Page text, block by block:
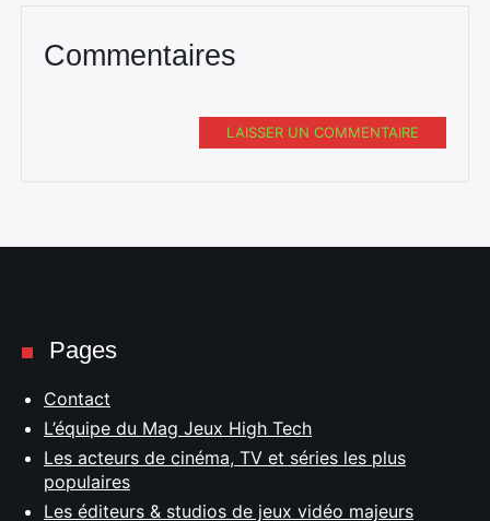
Commentaires
LAISSER UN COMMENTAIRE
Pages
Contact
L’équipe du Mag Jeux High Tech
Les acteurs de cinéma, TV et séries les plus
populaires
Les éditeurs & studios de jeux vidéo majeurs